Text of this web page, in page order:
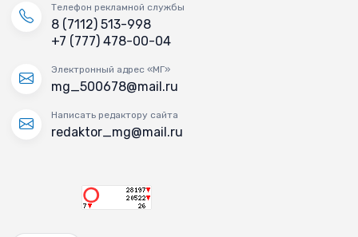
Телефон рекламной службы
8 (7112) 513-998
+7 (777) 478-00-04
Электронный адрес «МГ»
mg_500678@mail.ru
Написать редактору сайта
redaktor_mg@mail.ru